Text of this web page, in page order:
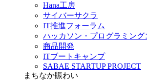
Hana工房
サイバーサクラ
IT推進フォーラム
ハッカソン・プログラミング
商品開発
ITブートキャンプ
SABAE STARTUP PROJECT
まちなか賑わい